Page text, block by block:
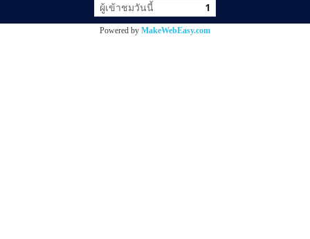
ผู้เข้าชมวันนี้ 1
Powered by MakeWebEasy.com